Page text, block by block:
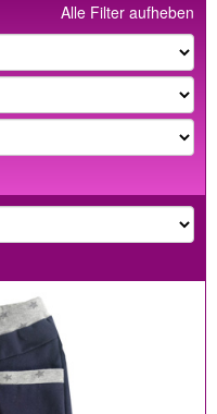
Alle Filter aufheben